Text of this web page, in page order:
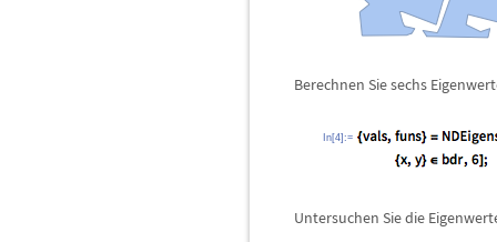
Berechnen Sie sechs
In[4]:=
Untersuchen Sie die